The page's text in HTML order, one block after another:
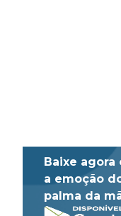
Baixe agora
a emoção
palma da